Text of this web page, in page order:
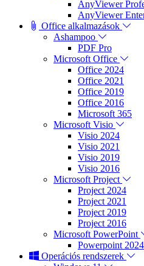
AnyViewer
AnyViewer
Office alkalmazások
Ashampoo
PDF Pro
Microsoft Office
Office 2024
Office 2021
Office 2019
Office 2016
Microsoft 365
Microsoft Visio
Visio 2024
Visio 2021
Visio 2019
Visio 2016
Microsoft Project
Project 2024
Project 2021
Project 2019
Project 2016
Microsoft PowerPoint
Powerpoint 2024
Operációs rendszerek